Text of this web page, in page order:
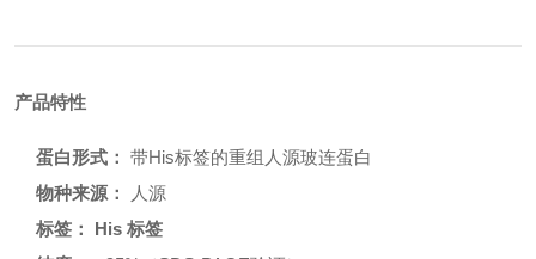
产品特性
蛋白形式： 带His标签的重组人源玻连蛋白
物种来源：
人源
标签：
His 标签